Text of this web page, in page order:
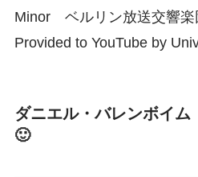
Minor ベルリン放送交響
Provided to YouTube by
ダニエル・バレンボイ
🙂